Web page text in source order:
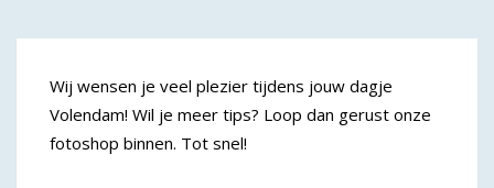
Wij wensen je veel plezier tijdens jouw dagje
Volendam! Wil je meer tips? Loop dan gerust onze
fotoshop binnen. Tot snel!